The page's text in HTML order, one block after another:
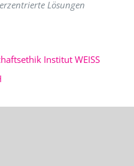
Lösungen
Institut WEISS